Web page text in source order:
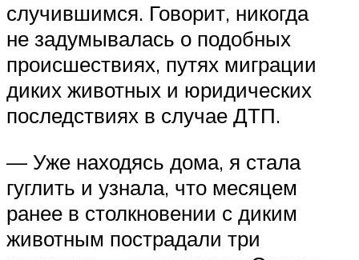
случившимся. Говорит, никогда
не задумывалась о подобных
происшествиях, путях миграции
диких животных и юридических
последствиях в случае ДТП.
— Уже находясь дома, я стала
гуглить и узнала, что месяцем
ранее в столкновении с диким
животным пострадали три